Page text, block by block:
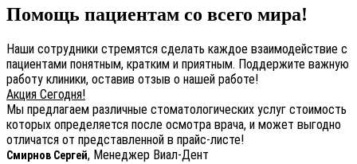
Помощь пациентам со всего мира!
Наши сотрудники стремятся сделать каждое взаимодействие с
пациентами понятным, кратким и приятным. Поддержите важную
работу клиники, оставив отзыв о нашей работе!
Акция Сегодня!
Мы предлагаем различные стоматологических услуг стоимость
которых определяется после осмотра врача, и может выгодно
отличатся от представленной в прайс-листе!
Смирнов Сергей, Менеджер Виал-Дент